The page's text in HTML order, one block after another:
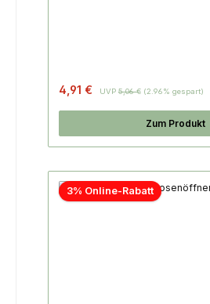
4,91 € UVP 5,06 € (2.96% gespart)
Zum Produkt
3% Online-Rabatt